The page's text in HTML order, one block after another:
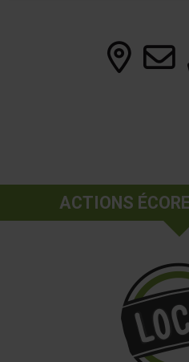
ACTIONS